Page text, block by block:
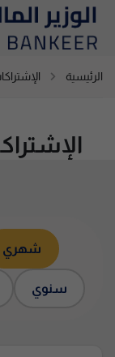
الرئيسية
شهري
سنوي